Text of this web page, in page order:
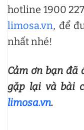
hotline 1900
limosa.vn, để
nhất nhé!
Cảm ơn bạn đã
gặp lại và bài
limosa.vn.